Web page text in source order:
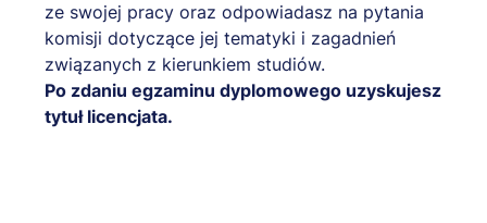
ze swojej pracy oraz odpowiadasz na pytania
komisji dotyczące jej tematyki i zagadnień
związanych z kierunkiem studiów.
Po zdaniu egzaminu dyplomowego uzyskujesz
tytuł licencjata.